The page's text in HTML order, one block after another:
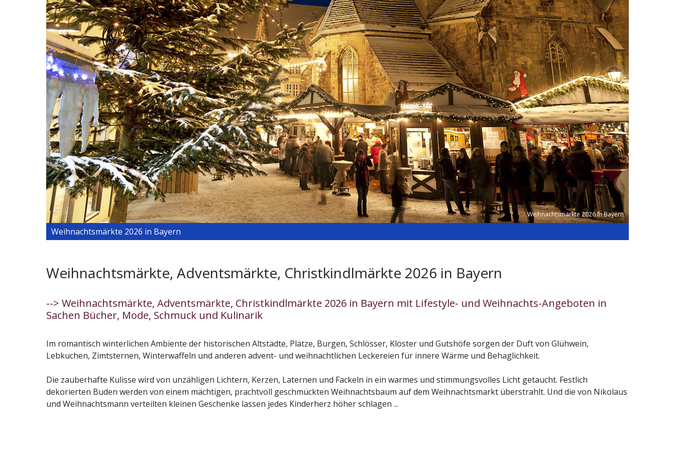
Weihnachtsmärkte 2026 in Bayern
Weihnachtsmärkte 2026 in Bayern
Weihnachtsmärkte, Adventsmärkte, Christkindlmärkte 2026 in Bayern
--> Weihnachtsmärkte, Adventsmärkte, Christkindlmärkte 2026 in Bayern mit Lifestyle- und Weihnachts-Angeboten in
Sachen Bücher, Mode, Schmuck und Kulinarik
Im romantisch winterlichen Ambiente der historischen Altstädte, Plätze, Burgen, Schlösser, Klöster und Gutshöfe sorgen der Duft von Glühwein,
Lebkuchen, Zimtsternen, Winterwaffeln und anderen advent- und weihnachtlichen Leckereien für innere Wärme und Behaglichkeit.
Die zauberhafte Kulisse wird von unzähligen Lichtern, Kerzen, Laternen und Fackeln in ein warmes und stimmungsvolles Licht getaucht. Festlich
dekorierten Buden werden von einem mächtigen, prachtvoll geschmückten Weihnachtsbaum auf dem Weihnachtsmarkt überstrahlt. Und die von Nikolaus
und Weihnachtsmann verteilten kleinen Geschenke lassen jedes Kinderherz höher schlagen ...